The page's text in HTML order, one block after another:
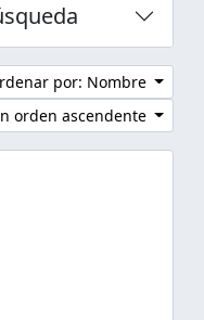
por: Nombre
orden ascendente